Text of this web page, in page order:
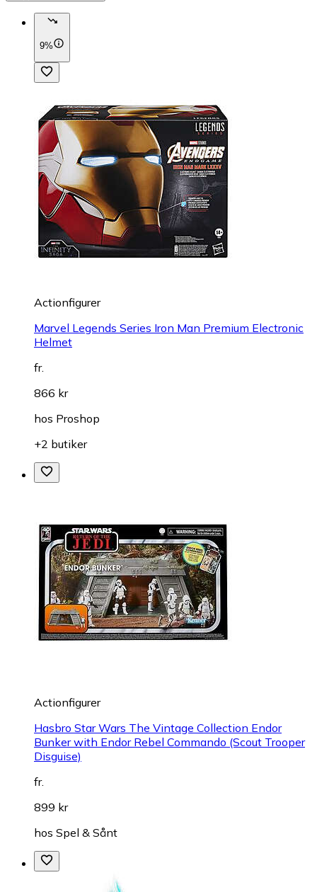
9%
Actionfigurer
Marvel Legends Series Iron Man Premium Electronic
Helmet
fr.
866 kr
hos Proshop
+2 butiker
Actionfigurer
Hasbro Star Wars The Vintage Collection Endor
Bunker with Endor Rebel Commando (Scout Trooper
Disguise)
fr.
899 kr
hos Spel & Sånt